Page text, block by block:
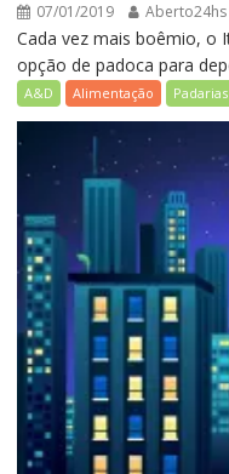
07/01/2019 Aberto24hs
Cada vez mais boêmio, o
opção de padoca para
A&D Alimentação Padarias